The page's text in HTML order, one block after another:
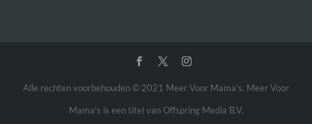
Alle rechten voorbehouden © 2021 Meer Voor Mama’s. Meer Voor
Mama's is een titel van Offspring Media B.V.